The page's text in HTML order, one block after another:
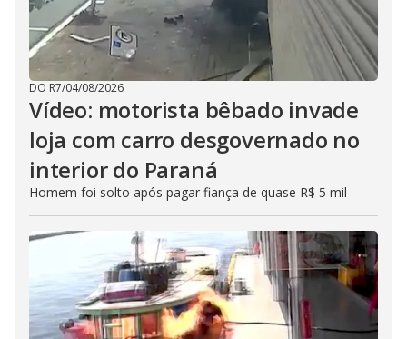
DO R7/04/08/2026
Vídeo: motorista bêbado invade
loja com carro desgovernado no
interior do Paraná
Homem foi solto após pagar fiança de quase R$ 5 mil